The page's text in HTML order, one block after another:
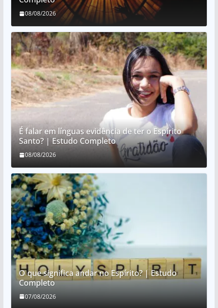
08/08/2026
É falar em línguas evidência de ter o Espírito
Santo? | Estudo Completo
08/08/2026
O que significa andar no Espírito? | Estudo
Completo
07/08/2026